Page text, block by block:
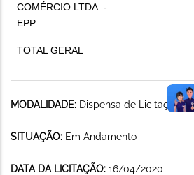
COMÉRCIO LTDA. -
EPP
TOTAL GERAL
MODALIDADE: Dispensa de Licitação
SITUAÇÃO: Em Andamento
DATA DA LICITAÇÃO: 16/04/2020